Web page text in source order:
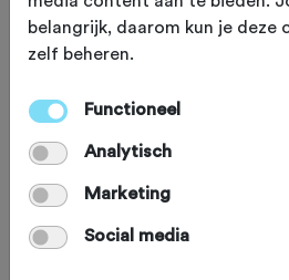
Je beoordeling helpt andere
weg. Bedankt!
Wat vond je van deze route?
belangrijk, daarom kun je deze
zelf beheren.
Functioneel
Analytisch
Marketing
Social media